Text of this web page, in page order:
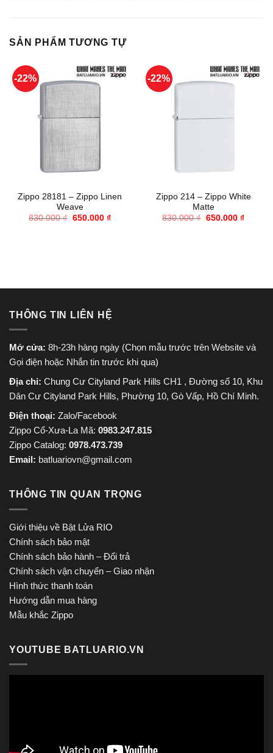
SẢN PHẨM TƯƠNG TỰ
-22%
Zippo 28181 – Zippo Linen
Weave
830.000₫ Giá
650.000 ₫Giá
-22%
Zippo 214 – Zippo White
Matte
830.000₫ Giá
650.000 ₫Giá
THÔNG TIN LIÊN HỆ
Mở cửa: 8h-23h hàng ngày (Chọn mẫu trước trên Website và
Gọi điện hoặc Nhắn tin trước khi qua)
Địa chỉ: Chung Cư Cityland Park Hills CH1 , Đường số 10, Khu
Dân Cư Cityland Park Hills, Phường 10, Gò Vấp, Hồ Chí Minh.
Điện thoại: Zalo/Facebook
Zippo Cổ-Xưa-La Mã: 0983.247.815
Zippo Catalog: 0978.473.739
Email: batluariovn@gmail.com
THÔNG TIN QUAN TRỌNG
Giới thiệu về Bật Lửa RIO
Chính sách bảo mật
Chính sách bảo hành – Đổi trả
Chính sách vận chuyển – Giao nhận
Hình thức thanh toán
Hướng dẫn mua hàng
Mẫu khắc Zippo
YOUTUBE BATLUARIO.VN